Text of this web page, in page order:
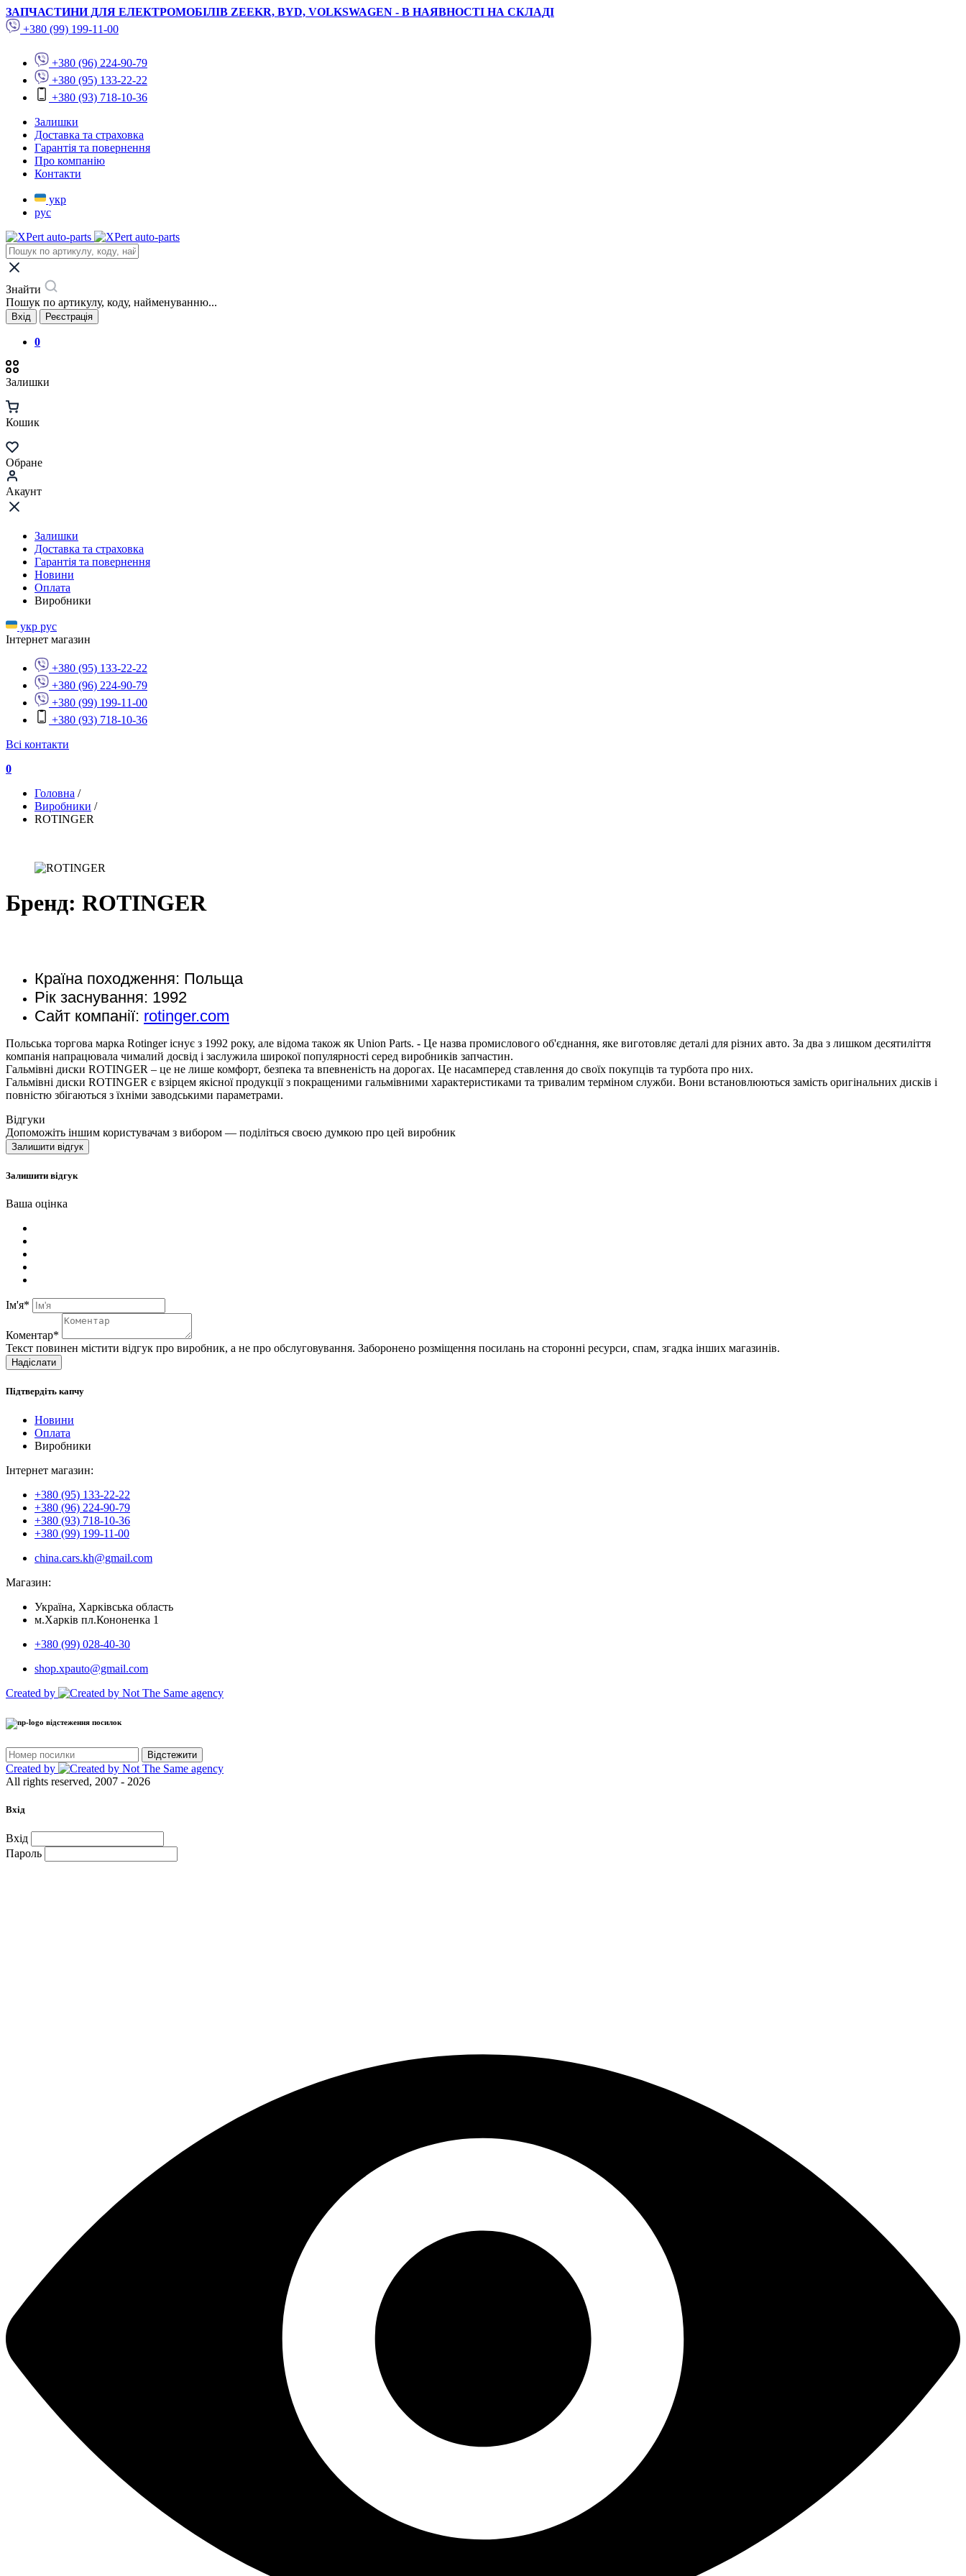
ЗАПЧАСТИНИ ДЛЯ ЕЛЕКТРОМОБІЛІВ ZEEKR, BYD, VOLKSWAGEN - В НАЯВНОСТІ НА СКЛАДІ
+380 (99) 199-11-00
+380 (96) 224-90-79
+380 (95) 133-22-22
+380 (93) 718-10-36
Залишки
Доставка та страховка
Гарантія та повернення
Про компанію
Контакти
укр
рус
Знайти
Пошук по артикулу, коду, найменуванню...
Вхід Реєстрація
0
Залишки
Кошик
Обране
Акаунт
Залишки
Доставка та страховка
Гарантія та повернення
Новини
Оплата
Виробники
укр рус
Інтернет магазин
+380 (95) 133-22-22
+380 (96) 224-90-79
+380 (99) 199-11-00
+380 (93) 718-10-36
Всі контакти
0
Головна /
Виробники /
ROTINGER
Бренд: ROTINGER
Країна походження: Польща
Рік заснування: 1992
Сайт компанії: rotinger.com
Польська торгова марка Rotinger існує з 1992 року, але відома також як Union Parts. - Це назва промислового об'єднання, яке виготовляє деталі для різних авто. За два з лишком десятиліття
компанія напрацювала чималий досвід і заслужила широкої популярності серед виробників запчастин.
Гальмівні диски ROTINGER – це не лише комфорт, безпека та впевненість на дорогах. Це насамперед ставлення до своїх покупців та турбота про них.
Гальмівні диски ROTINGER є взірцем якісної продукції з покращеними гальмівними характеристиками та тривалим терміном служби. Вони встановлюються замість оригінальних дисків і
повністю збігаються з їхніми заводськими параметрами.
Відгуки
Допоможіть іншим користувачам з вибором — поділіться своєю думкою про цей виробник
Залишити відгук
Залишити відгук
Ваша оцінка
Ім'я*
Коментар*
Текст повинен містити відгук про виробник, а не про обслуговування. Заборонено розміщення посилань на сторонні ресурси, спам, згадка інших магазинів.
Надіслати
Підтвердіть капчу
Новини
Оплата
Виробники
Інтернет магазин:
+380 (95) 133-22-22
+380 (96) 224-90-79
+380 (93) 718-10-36
+380 (99) 199-11-00
china.cars.kh@gmail.com
Магазин:
Україна, Харківська область
м.Харків пл.Кононенка 1
+380 (99) 028-40-30
shop.xpauto@gmail.com
Created by
відстеження посилок
Відстежити
Created by
All rights reserved, 2007 - 2026
Вхід
Вхід
Пароль